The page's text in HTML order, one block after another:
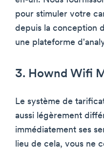
pour stimuler votre
depuis la conception
une plateforme
3. Hownd Wifi
Le système de
aussi légèrement
immédiatement ses
lieu de cela, vous ne